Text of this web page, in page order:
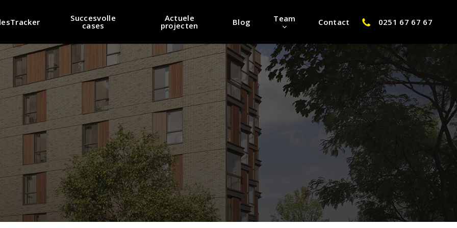
Succesvolle
cases
Actuele
projecten Blog Team Contact 0251 67 67 67